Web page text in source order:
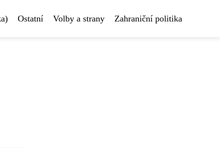
Ostatní Volby a strany Zahraniční politika